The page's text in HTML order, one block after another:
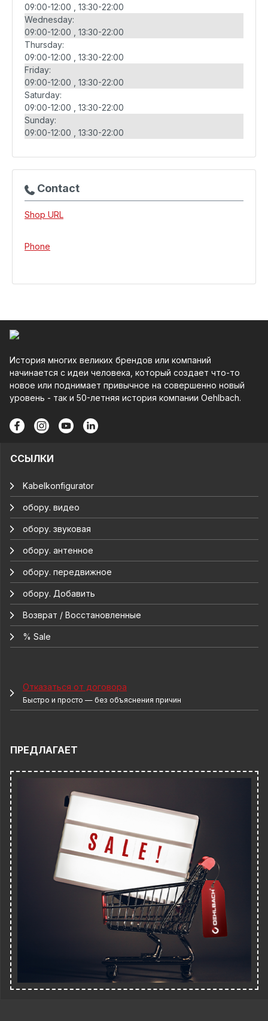
09:00-12:00
13:30-22:00
Wednesday:
09:00-12:00
13:30-22:00
Thursday:
09:00-12:00
13:30-22:00
Friday:
09:00-12:00
13:30-22:00
Saturday:
09:00-12:00
13:30-22:00
Sunday:
09:00-12:00
13:30-22:00
Contact
Shop URL
Phone
История многих великих брендов или компаний
начинается с идеи человека, который создает что-то
новое или поднимает привычное на совершенно новый
уровень - так и 50-летняя история компании Oehlbach.
ССЫЛКИ
Kabelkonfigurator
обору. видео
обору. звуковая
обору. антенное
обору. передвижное
обору. Добавить
Возврат / Восстановленные
% Sale
Отказаться от договора
Быстро и просто — без объяснения причин
ПРЕДЛАГАЕТ